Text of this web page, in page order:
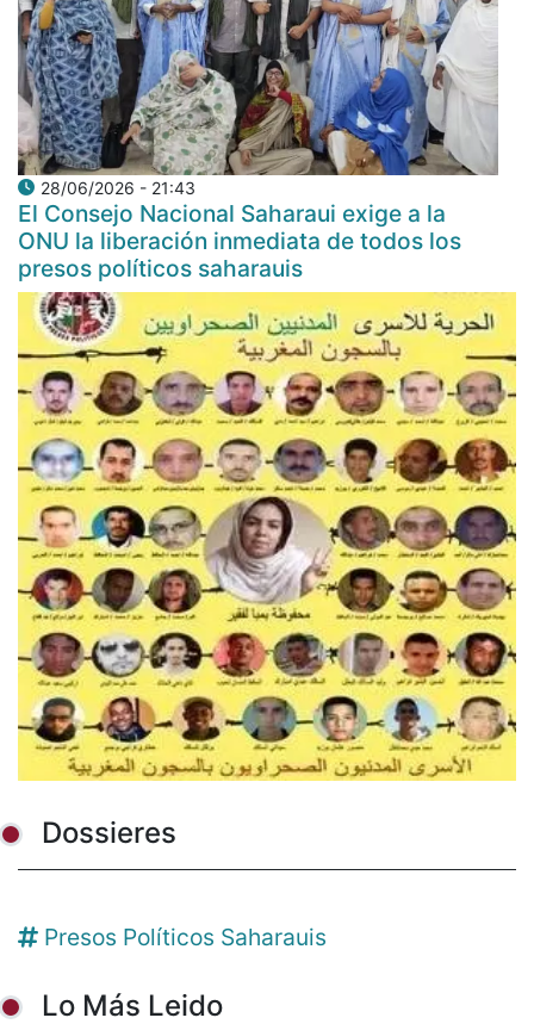
28/06/2026 - 21:43
El Consejo Nacional Saharaui exige a la
ONU la liberación inmediata de todos los
presos políticos saharauis
Dossieres
Presos Políticos Saharauis
Lo Más Leido